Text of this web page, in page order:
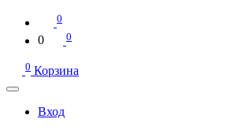
0
0 0
0 Корзина
Вход